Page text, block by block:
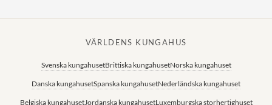
VÄRLDENS KUNGAHUS
Svenska kungahusetBrittiska kungahusetNorska kungahuset
Danska kungahusetSpanska kungahusetNederländska kungahuset
Belgiska kungahusetJordanska kungahusetLuxemburgska storhertighuset